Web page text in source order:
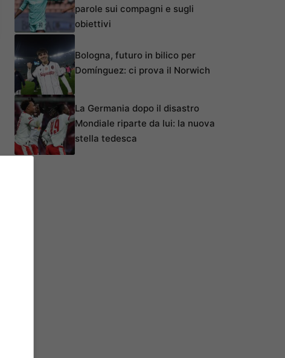
parole sui compagni e sugli
obiettivi
Bologna, futuro in bilico per
Domínguez: ci prova il Norwich
La Germania dopo il disastro
Mondiale riparte da lui: la nuova
stella tedesca